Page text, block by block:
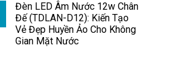
Đèn LED Âm Nước 12w Chân
Đế (TDLAN-D12): Kiến Tạo
Vẻ Đẹp Huyền Ảo Cho Không
Gian Mặt Nước